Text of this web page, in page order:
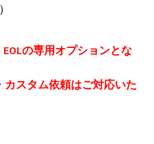
EOLの専用オプションとな
スタム依頼はご対応いた